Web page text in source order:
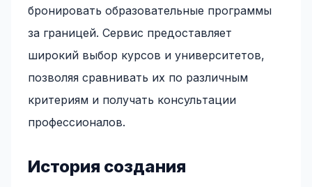
бронировать образовательные программы
за границей. Сервис предоставляет
широкий выбор курсов и университетов,
позволяя сравнивать их по различным
критериям и получать консультации
профессионалов.
История создания